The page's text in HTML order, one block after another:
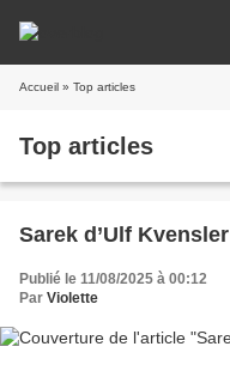
Accueil » Top articles
Top articles
Sarek d’Ulf Kvensler
Publié le 11/08/2025 à 00:12
Par Violette